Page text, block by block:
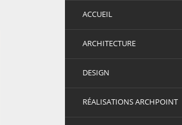
ACCUEIL
ARCHITECTURE
DESIGN
RÉALISATIONS ARCHPOINT